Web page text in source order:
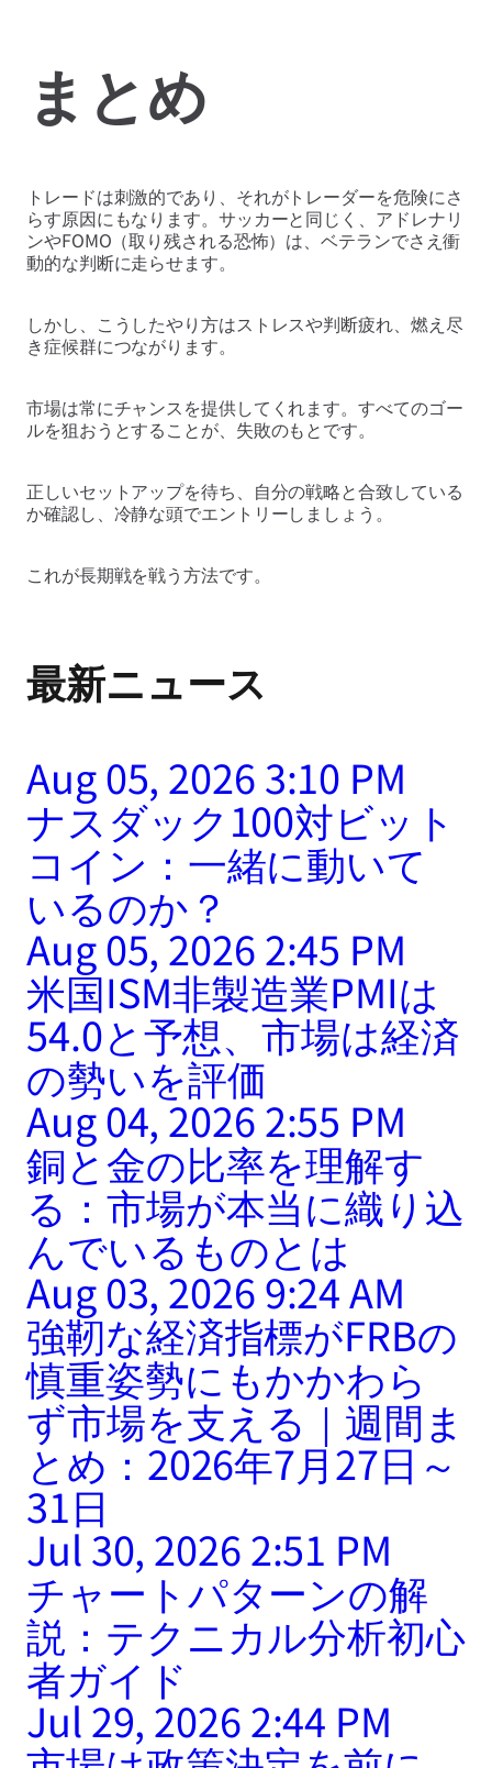
まとめ
トレードは刺激的であり、それがトレーダーを危険にさ
らす原因にもなります。サッカーと同じく、アドレナリ
ンやFOMO（取り残される恐怖）は、ベテランでさえ衝
動的な判断に走らせます。
しかし、こうしたやり方はストレスや判断疲れ、燃え尽
き症候群につながります。
市場は常にチャンスを提供してくれます。すべてのゴー
ルを狙おうとすることが、失敗のもとです。
正しいセットアップを待ち、自分の戦略と合致している
か確認し、冷静な頭でエントリーしましょう。
これが長期戦を戦う方法です。
最新ニュース
Aug 05, 2026 3:10 PM
ナスダック100対ビット
コイン：一緒に動いて
いるのか？
Aug 05, 2026 2:45 PM
米国ISM非製造業PMIは
54.0と予想、市場は経済
の勢いを評価
Aug 04, 2026 2:55 PM
銅と金の比率を理解す
る：市場が本当に織り込
んでいるものとは
Aug 03, 2026 9:24 AM
強靭な経済指標がFRBの
慎重姿勢にもかかわら
ず市場を支える｜週間ま
とめ：2026年7月27日～
31日
Jul 30, 2026 2:51 PM
チャートパターンの解
説：テクニカル分析初心
者ガイド
Jul 29, 2026 2:44 PM